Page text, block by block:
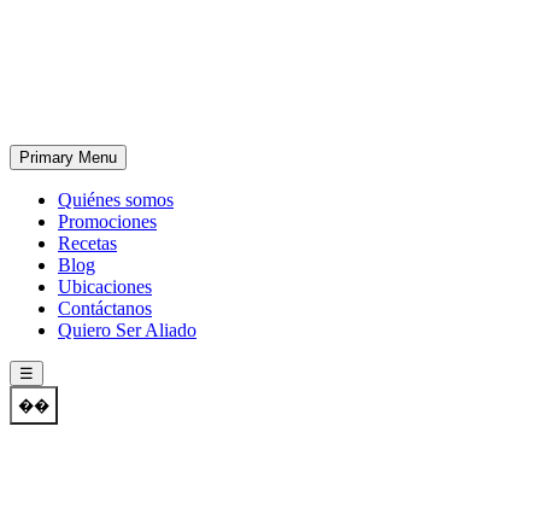
Primary Menu
Quiénes somos
Promociones
Recetas
Blog
Ubicaciones
Contáctanos
Quiero Ser Aliado
☰
��